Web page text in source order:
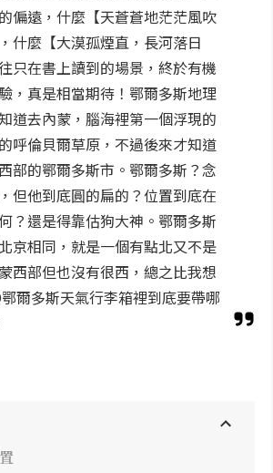
偏遠，什麼【天蒼蒼地茫茫風吹
什麼【大漠孤煙直，長河落日
只在書上讀到的場景，終於有機
，真是相當期待！鄂爾多斯地理
道去內蒙，腦海裡第一個浮現的
呼倫貝爾草原，不過後來才知道
部的鄂爾多斯市。鄂爾多斯？念
但他到底圓的扁的？位置到底在
？還是得靠估狗大神。鄂爾多斯
京相同，就是一個有點北又不是
西部但也沒有很西，總之比我想
爾多斯天氣行李箱裡到底要帶哪